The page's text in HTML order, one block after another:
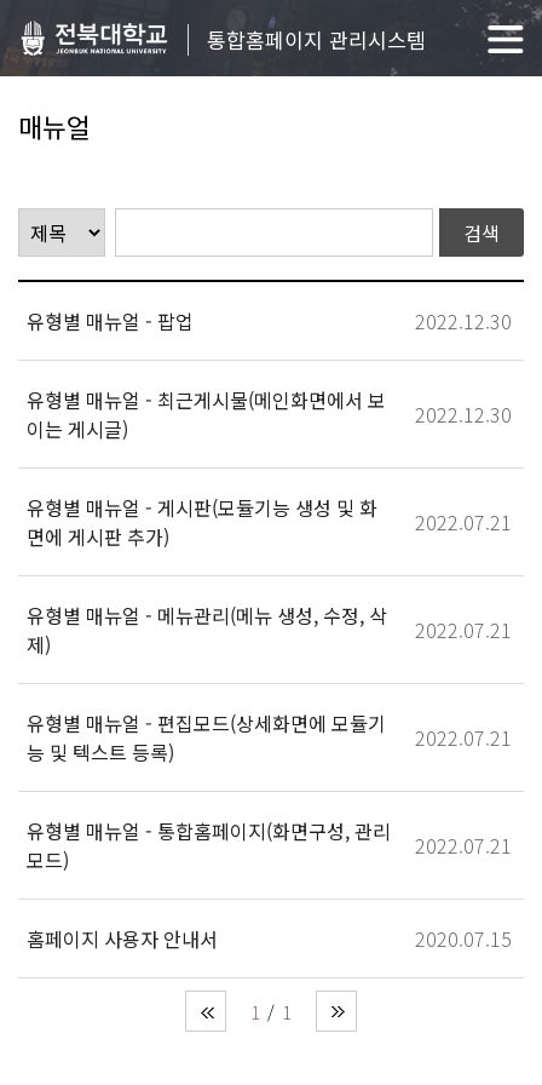
통합홈페이지 관리시스템
매뉴얼
유형별 매뉴얼 - 팝업 2022.12.30
유형별 매뉴얼 - 최근게시물(메인화면에서 보
이는 게시글)
2022.12.30
유형별 매뉴얼 - 게시판(모듈기능 생성 및 화
면에 게시판 추가)
2022.07.21
유형별 매뉴얼 - 메뉴관리(메뉴 생성, 수정, 삭
제)
2022.07.21
유형별 매뉴얼 - 편집모드(상세화면에 모듈기
능 및 텍스트 등록)
2022.07.21
유형별 매뉴얼 - 통합홈페이지(화면구성, 관리
모드)
2022.07.21
홈페이지 사용자 안내서 2020.07.15
1 1